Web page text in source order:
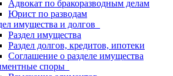
Адвокат по бракоразводным делам
Юрист по разводам
имущества и долгов
Раздел имущества
Раздел долгов, кредитов, ипотеки
Соглашение о разделе имущества
споры